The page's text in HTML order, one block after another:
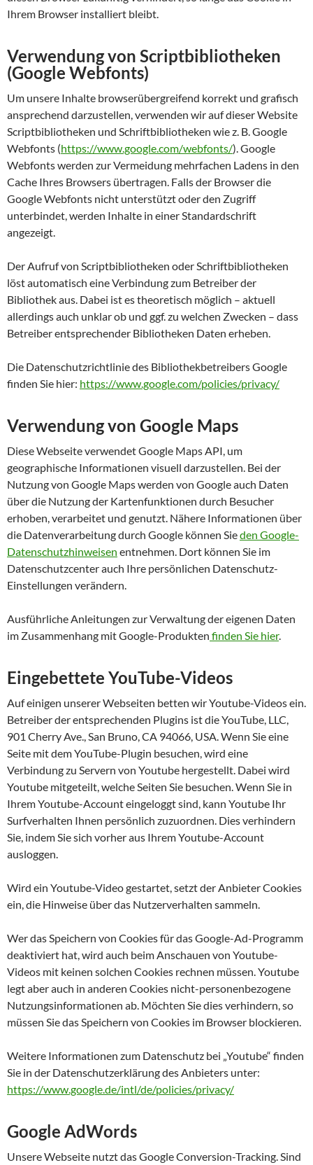
Ihrem Browser installiert bleibt.
Verwendung von Scriptbibliotheken
(Google Webfonts)
Um unsere Inhalte browserübergreifend korrekt und grafisch
ansprechend darzustellen, verwenden wir auf dieser Website
Scriptbibliotheken und Schriftbibliotheken wie z. B. Google
Webfonts (https://www.google.com/webfonts/). Google
Webfonts werden zur Vermeidung mehrfachen Ladens in den
Cache Ihres Browsers übertragen. Falls der Browser die
Google Webfonts nicht unterstützt oder den Zugriff
unterbindet, werden Inhalte in einer Standardschrift
angezeigt.
Der Aufruf von Scriptbibliotheken oder Schriftbibliotheken
löst automatisch eine Verbindung zum Betreiber der
Bibliothek aus. Dabei ist es theoretisch möglich – aktuell
allerdings auch unklar ob und ggf. zu welchen Zwecken – dass
Betreiber entsprechender Bibliotheken Daten erheben.
Die Datenschutzrichtlinie des Bibliothekbetreibers Google
finden Sie hier: https://www.google.com/policies/privacy/
Verwendung von Google Maps
Diese Webseite verwendet Google Maps API, um
geographische Informationen visuell darzustellen. Bei der
Nutzung von Google Maps werden von Google auch Daten
über die Nutzung der Kartenfunktionen durch Besucher
erhoben, verarbeitet und genutzt. Nähere Informationen über
die Datenverarbeitung durch Google können Sieden Google-
Datenschutzhinweisen entnehmen. Dort können Sie im
Datenschutzcenter auch Ihre persönlichen Datenschutz-
Einstellungen verändern.
Ausführliche Anleitungen zur Verwaltung der eigenen Daten
im Zusammenhang mit Google-Produkten finden Sie hier.
Eingebettete YouTube-Videos
Auf einigen unserer Webseiten betten wir Youtube-Videos ein.
Betreiber der entsprechenden Plugins ist die YouTube, LLC,
901 Cherry Ave., San Bruno, CA 94066, USA. Wenn Sie eine
Seite mit dem YouTube-Plugin besuchen, wird eine
Verbindung zu Servern von Youtube hergestellt. Dabei wird
Youtube mitgeteilt, welche Seiten Sie besuchen. Wenn Sie in
Ihrem Youtube-Account eingeloggt sind, kann Youtube Ihr
Surfverhalten Ihnen persönlich zuzuordnen. Dies verhindern
Sie, indem Sie sich vorher aus Ihrem Youtube-Account
ausloggen.
Wird ein Youtube-Video gestartet, setzt der Anbieter Cookies
ein, die Hinweise über das Nutzerverhalten sammeln.
Wer das Speichern von Cookies für das Google-Ad-Programm
deaktiviert hat, wird auch beim Anschauen von Youtube-
Videos mit keinen solchen Cookies rechnen müssen. Youtube
legt aber auch in anderen Cookies nicht-personenbezogene
Nutzungsinformationen ab. Möchten Sie dies verhindern, so
müssen Sie das Speichern von Cookies im Browser blockieren.
Weitere Informationen zum Datenschutz bei „Youtube“ finden
Sie in der Datenschutzerklärung des Anbieters unter:
https://www.google.de/intl/de/policies/privacy/
Google AdWords
Unsere Webseite nutzt das Google Conversion-Tracking. Sind